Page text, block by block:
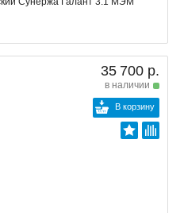
35 700 р.
в наличии
В корзину